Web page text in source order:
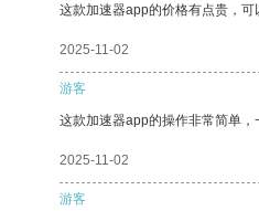
这款加速器app的价格有点贵，可
2025-11-02
游客
这款加速器app的操作非常简单，
2025-11-02
游客